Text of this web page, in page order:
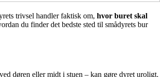
trivsel handler faktisk om, hvor buret skal
du finder det bedste sted til smådyrets bur
døren eller midt i stuen – kan gøre dyret uroligt.